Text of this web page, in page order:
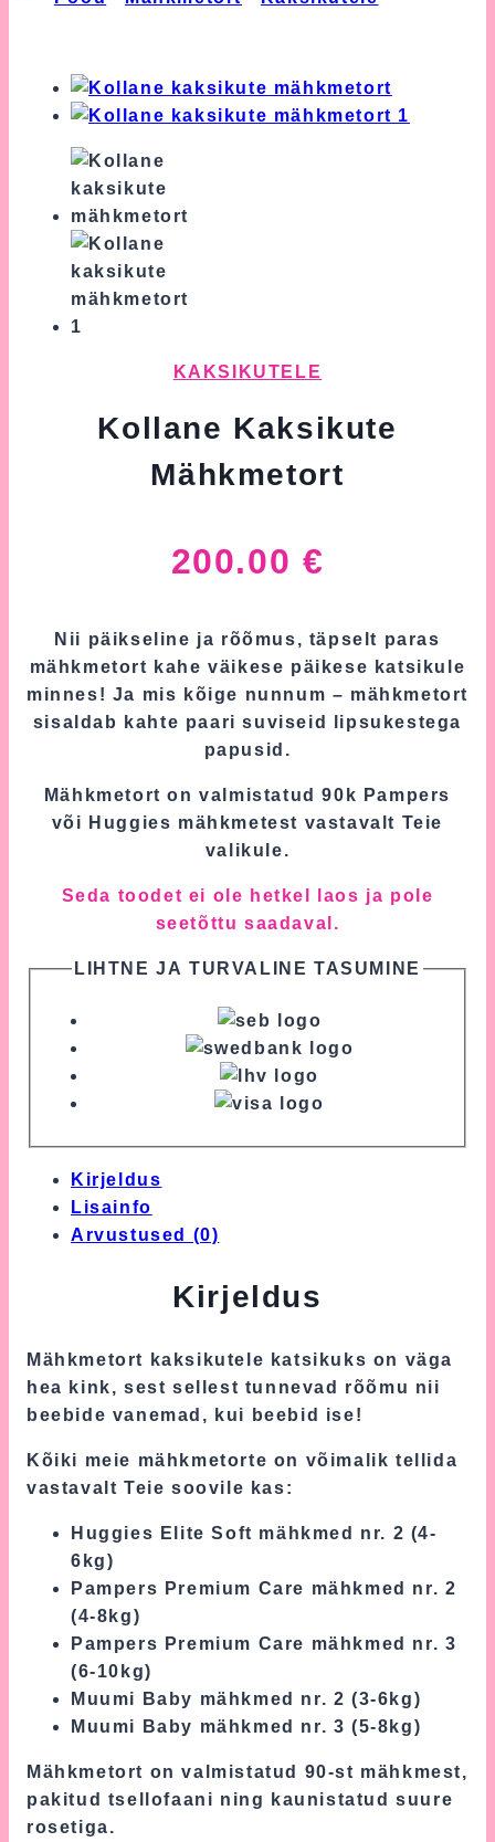
KAKSIKUTELE
Kollane Kaksikute
Mähkmetort
200.00 €
Nii päikseline ja rõõmus, täpselt paras
mähkmetort kahe väikese päikese katsikule
minnes! Ja mis kõige nunnum – mähkmetort
sisaldab kahte paari suviseid lipsukestega
papusid.
Mähkmetort on valmistatud 90k Pampers
või Huggies mähkmetest vastavalt Teie
valikule.
Seda toodet ei ole hetkel laos ja pole
seetõttu saadaval.
LIHTNE JA TURVALINE TASUMINE
Kirjeldus
Lisainfo
Arvustused (0)
Kirjeldus
Mähkmetort kaksikutele katsikuks on väga
hea kink, sest sellest tunnevad rõõmu nii
beebide vanemad, kui beebid ise!
Kõiki meie mähkmetorte on võimalik tellida
vastavalt Teie soovile kas:
Huggies Elite Soft mähkmed nr. 2 (4-
6kg)
Pampers Premium Care mähkmed nr. 2
(4-8kg)
Pampers Premium Care mähkmed nr. 3
(6-10kg)
Muumi Baby mähkmed nr. 2 (3-6kg)
Muumi Baby mähkmed nr. 3 (5-8kg)
Mähkmetort on valmistatud 90-st mähkmest,
pakitud tsellofaani ning kaunistatud suure
rosetiga.